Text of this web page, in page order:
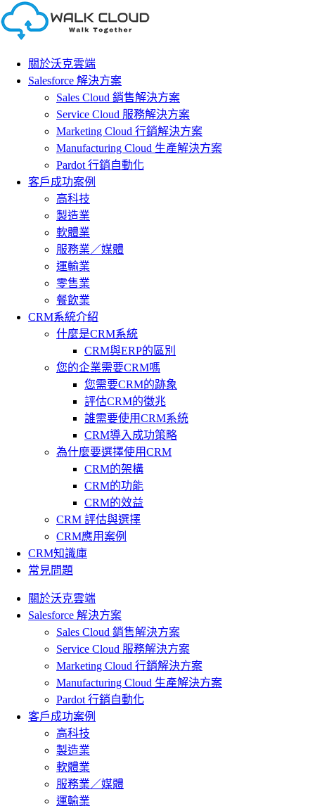
Skip
to
content
關於沃克雲端
Salesforce 解決方案
Sales Cloud 銷售解決方案
Service Cloud 服務解決方案
Marketing Cloud 行銷解決方案
Manufacturing Cloud 生產解決方案
Pardot 行銷自動化
客戶成功案例
高科技
製造業
軟體業
服務業／媒體
運輸業
零售業
餐飲業
CRM系統介紹
什麼是CRM系統
CRM與ERP的區別
您的企業需要CRM嗎
您需要CRM的跡象
評估CRM的徵兆
誰需要使用CRM系統
CRM導入成功策略
為什麼要選擇使用CRM
CRM的架構
CRM的功能
CRM的效益
CRM 評估與選擇
CRM應用案例
CRM知識庫
常見問題
關於沃克雲端
Salesforce 解決方案
Sales Cloud 銷售解決方案
Service Cloud 服務解決方案
Marketing Cloud 行銷解決方案
Manufacturing Cloud 生產解決方案
Pardot 行銷自動化
客戶成功案例
高科技
製造業
軟體業
服務業／媒體
運輸業